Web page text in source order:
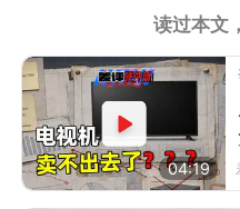
读过本文
04:19